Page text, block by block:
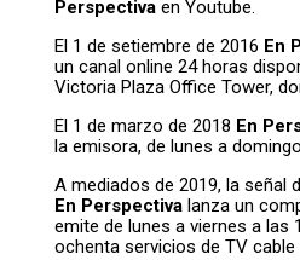
Perspectiva en Youtube.
El 1 de setiembre de 2016 En
un canal online 24 horas
Victoria Plaza Office Tower,
El 1 de marzo de 2018 En
la emisora, de lunes a
A mediados de 2019, la señal
En Perspectiva lanza un
emite de lunes a viernes a las
ochenta servicios de TV cable